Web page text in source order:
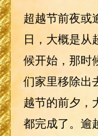
超越节前夜或
日，大概是从
候开始，那时
们家里移除出
越节的前夕，
都完成了。逾